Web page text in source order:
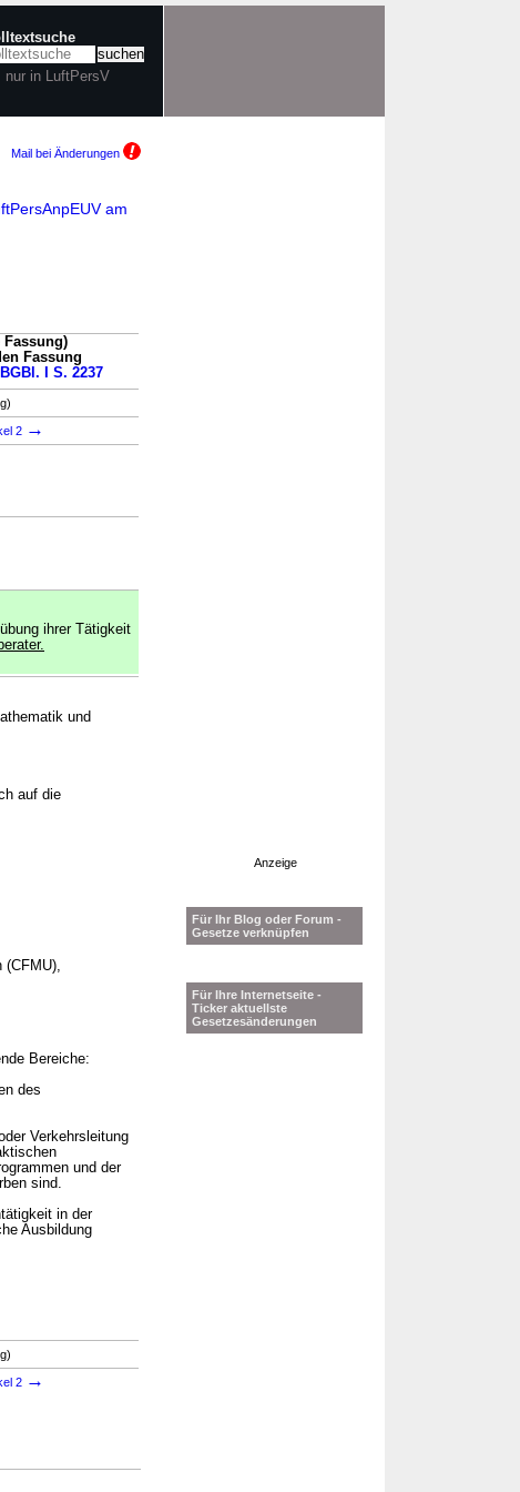
nur in LuftPersV
Mail bei Änderungen
am
Fassung)
Fassung
I S. 2237
2 →
ihrer Tätigkeit
und
auf die
(CFMU),
Bereiche:
des
Verkehrsleitung
und der
sind.
in der
Ausbildung
2 →
Anzeige
Für Ihr Blog oder Forum -
Gesetze verknüpfen
Für Ihre Internetseite -
Ticker aktuellste
Gesetzesänderungen